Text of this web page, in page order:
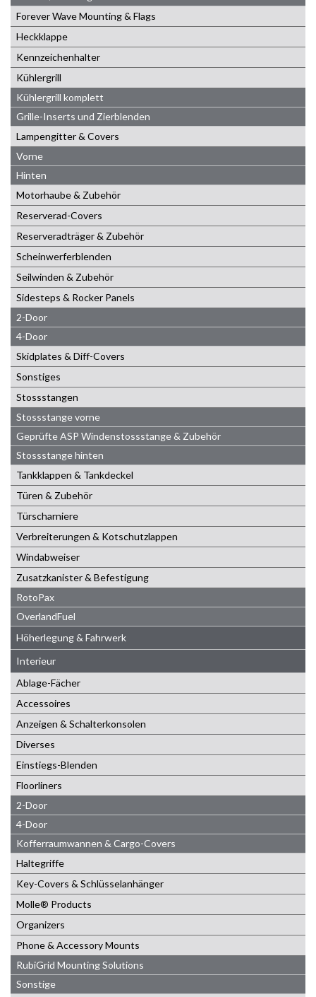
Forever Wave Mounting & Flags
Heckklappe
Kennzeichenhalter
Kühlergrill
Kühlergrill komplett
Grille-Inserts und Zierblenden
Lampengitter & Covers
Vorne
Hinten
Motorhaube & Zubehör
Reserverad-Covers
Reserveradträger & Zubehör
Scheinwerferblenden
Seilwinden & Zubehör
Sidesteps & Rocker Panels
2-Door
4-Door
Skidplates & Diff-Covers
Sonstiges
Stossstangen
Stossstange vorne
Geprüfte ASP Windenstossstange & Zubehör
Stossstange hinten
Tankklappen & Tankdeckel
Türen & Zubehör
Türscharniere
Verbreiterungen & Kotschutzlappen
Windabweiser
Zusatzkanister & Befestigung
RotoPax
OverlandFuel
Höherlegung & Fahrwerk
Interieur
Ablage-Fächer
Accessoires
Anzeigen & Schalterkonsolen
Diverses
Einstiegs-Blenden
Floorliners
2-Door
4-Door
Kofferraumwannen & Cargo-Covers
Haltegriffe
Key-Covers & Schlüsselanhänger
Molle® Products
Organizers
Phone & Accessory Mounts
RubiGrid Mounting Solutions
Sonstige